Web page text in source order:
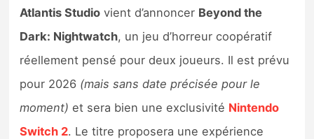
Previews
Précommandes jeux Switch 2
Atlantis Studio vient d’annoncer Beyond the
Dark: Nightwatch, un jeu d’horreur coopératif
réellement pensé pour deux joueurs. Il est prévu
pour 2026 (mais sans date précisée pour le
moment) et sera bien une exclusivité Nintendo
Switch 2. Le titre proposera une expérience